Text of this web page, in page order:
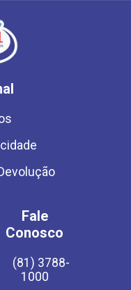
Fale
Conosco
(81) 3788-
1000